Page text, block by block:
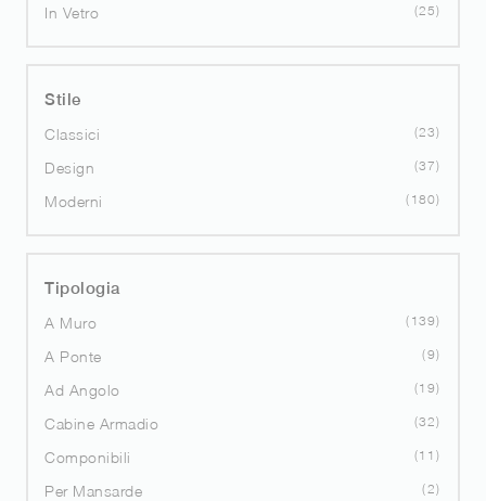
In Vetro 25
Stile
Classici
23
Design 37
Moderni 180
Tipologia
A Muro
139
A Ponte 9
Ad Angolo 19
Cabine Armadio 32
Componibili 11
Per Mansarde 2